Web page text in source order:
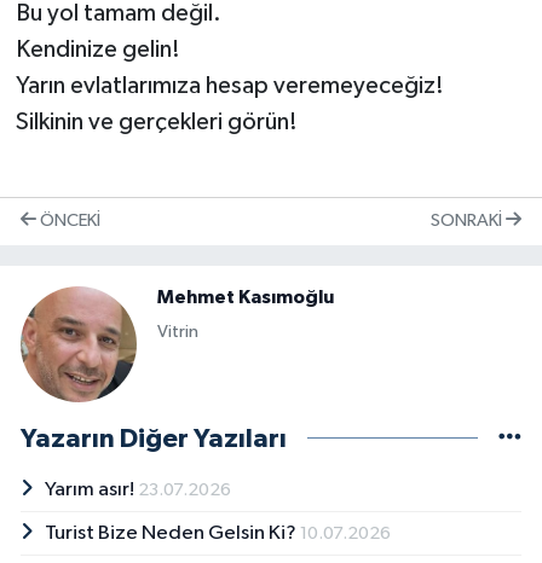
Bu yol tamam değil.
Kendinize gelin!
Yarın evlatlarımıza hesap veremeyeceğiz!
Silkinin ve gerçekleri görün!
ÖNCEKI SONRAKI
Mehmet Kasımoğlu
Vitrin
Yazarın Diğer Yazıları
Yarım asır! 23.07.2026
Turist Bize Neden Gelsin Ki? 10.07.2026